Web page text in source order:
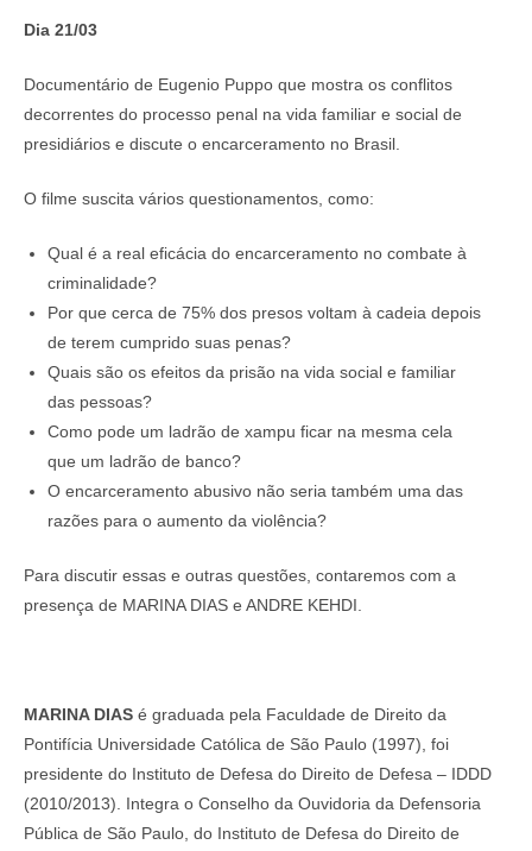
Dia 21/03
Documentário de Eugenio Puppo que mostra os conflitos
decorrentes do processo penal na vida familiar e social de
presidiários e discute o encarceramento no Brasil.
O filme suscita vários questionamentos, como:
Qual é a real eficácia do encarceramento no combate à
criminalidade?
Por que cerca de 75% dos presos voltam à cadeia depois
de terem cumprido suas penas?
Quais são os efeitos da prisão na vida social e familiar
das pessoas?
Como pode um ladrão de xampu ficar na mesma cela
que um ladrão de banco?
O encarceramento abusivo não seria também uma das
razões para o aumento da violência?
Para discutir essas e outras questões, contaremos com a
presença de MARINA DIAS e ANDRE KEHDI.
MARINA DIAS é graduada pela Faculdade de Direito da
Pontifícia Universidade Católica de São Paulo (1997), foi
presidente do Instituto de Defesa do Direito de Defesa – IDDD
(2010/2013). Integra o Conselho da Ouvidoria da Defensoria
Pública de São Paulo, do Instituto de Defesa do Direito de